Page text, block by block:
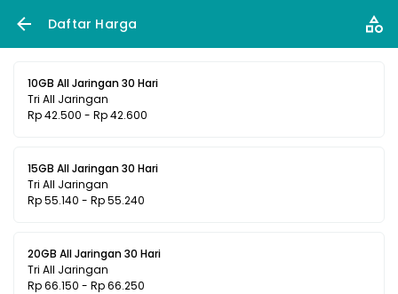
Daftar Harga
10GB All Jaringan 30 Hari
Tri All Jaringan
Rp 42.500 - Rp 42.600
15GB All Jaringan 30 Hari
Tri All Jaringan
Rp 55.140 - Rp 55.240
20GB All Jaringan 30 Hari
Tri All Jaringan
Rp 66.150 - Rp 66.250